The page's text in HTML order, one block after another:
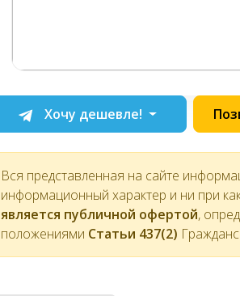
Хочу дешевле!
Вся представленная на сайте
информационный характер и ни при
является публичной офертой,
положениями Статьи 437(2)